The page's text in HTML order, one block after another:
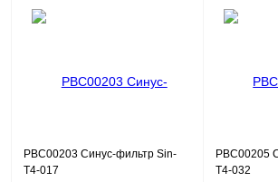
PBC00203 Синус-фильтр Sin-
T4-017
PBC00205
T4-032